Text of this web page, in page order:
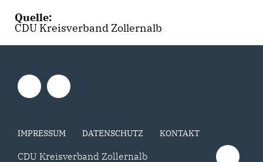
Quelle:
CDU Kreisverband Zollernalb
IMPRESSUM DATENSCHUTZ KONTAKT
CDU Kreisverband Zollernalb